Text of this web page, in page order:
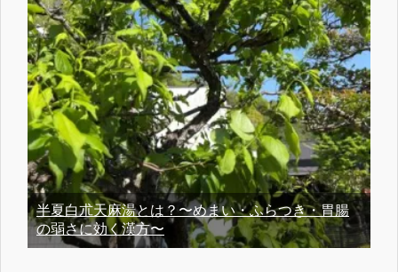
半夏白朮天麻湯とは？〜めまい・ふらつき・胃腸
の弱さに効く漢方〜